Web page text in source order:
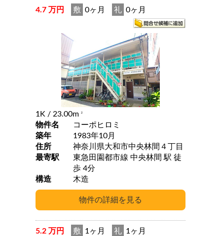
4.7 万円 敷 0ヶ月 礼 0ヶ月
1K / 23.00m 2
物件名
コーポヒロミ
築年
1983年10月
住所
神奈川県大和市中央林間４丁目
最寄駅
東急田園都市線 中央林間 駅 徒
歩 4分
構造
木造
5.2 万円 敷 1ヶ月 礼 1ヶ月